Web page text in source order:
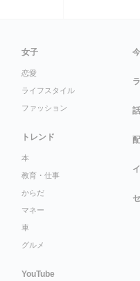
女子
恋愛
ライフスタイル
ファッション
トレンド
本
教育・仕事
からだ
マネー
車
グルメ
YouTube